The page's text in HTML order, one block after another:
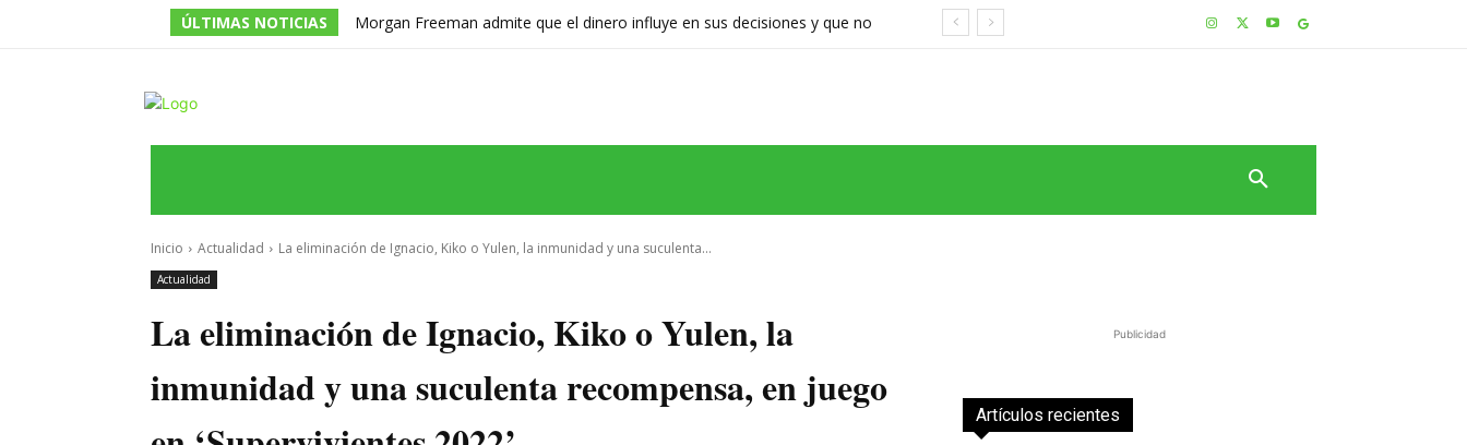
ÚLTIMAS NOTICIAS
Morgan Freeman admite que el dinero influye en sus decisiones y que no
Inicio Actualidad La eliminación de Ignacio, Kiko o Yulen, la inmunidad y una suculenta...
Actualidad
La eliminación de Ignacio, Kiko o Yulen, la
inmunidad y una suculenta recompensa, en juego
Publicidad
Artículos recientes